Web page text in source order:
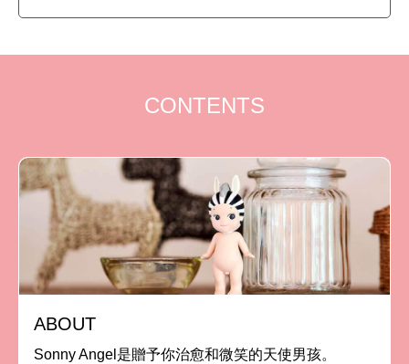
CONTENTS
ABOUT
Sonny Angel是贈予你治愈和微笑的天使男孩。